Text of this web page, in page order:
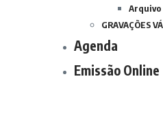
Arquivo
GRAVAÇÕES
Agenda
Emissão Online